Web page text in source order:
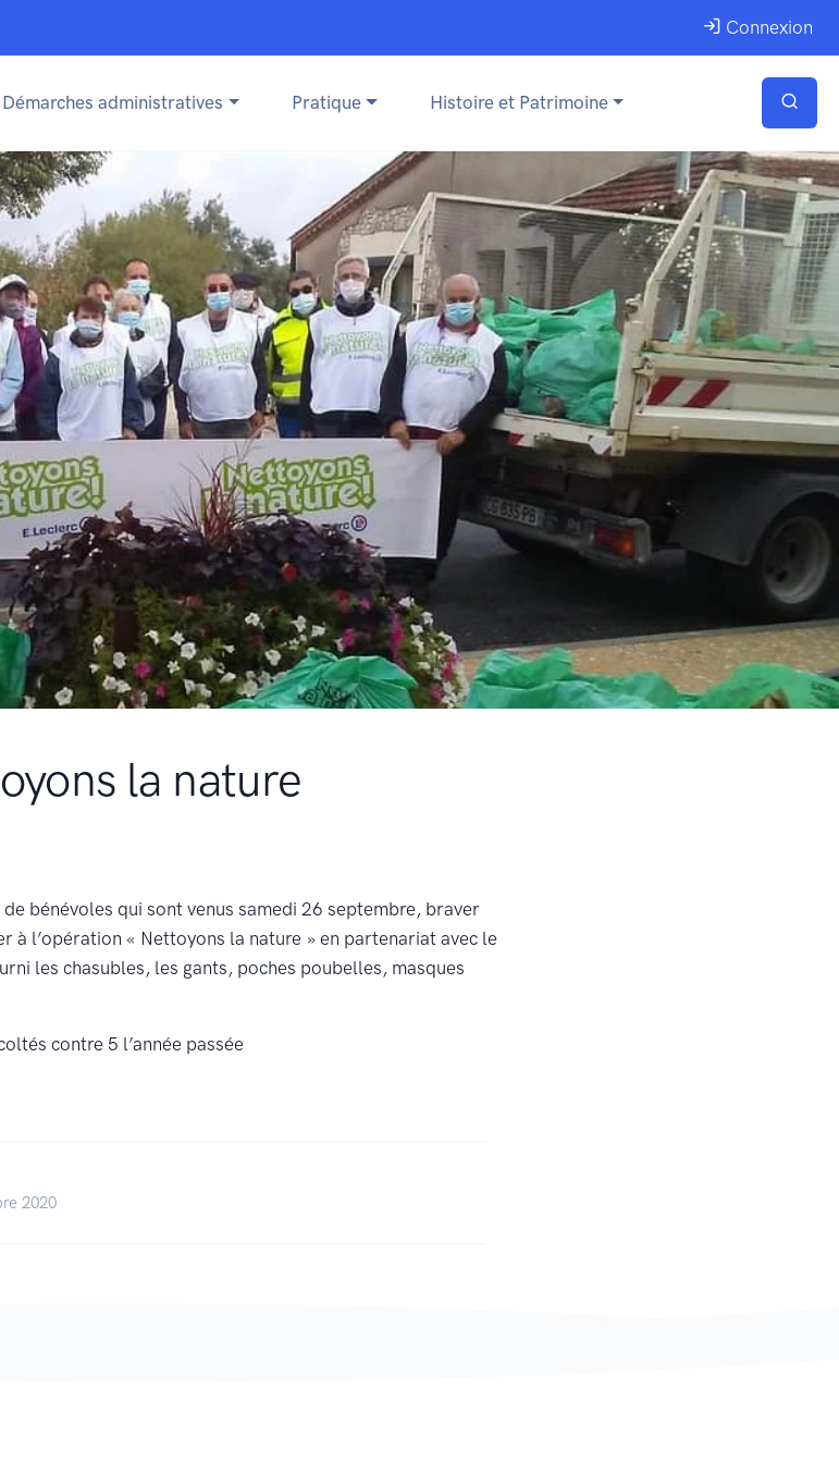
Connexion
Démarches administratives Pratique Histoire et Patrimoine
la nature
bénévoles qui sont venus samedi 26 septembre, braver
à l’opération « Nettoyons la nature » en partenariat avec le
les chasubles, les gants, poches poubelles, masques
contre 5 l’année passée
2020